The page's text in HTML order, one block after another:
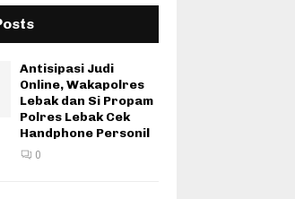
Antisipasi Judi
Online, Wakapolres
Lebak dan Si Propam
Polres Lebak Cek
Handphone Personil
0